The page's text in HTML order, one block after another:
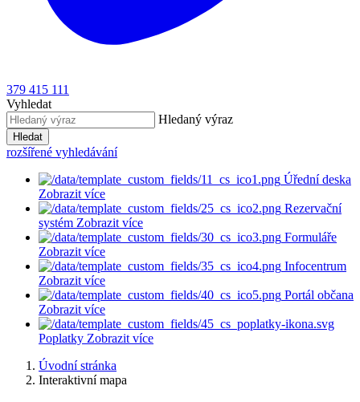
379 415 111
Vyhledat
Hledaný výraz
Hledat
rozšířené vyhledávání
Úřední deska
Zobrazit více
Rezervační
systém Zobrazit více
Formuláře
Zobrazit více
Infocentrum
Zobrazit více
Portál občana
Zobrazit více
Poplatky Zobrazit více
Úvodní stránka
Interaktivní mapa